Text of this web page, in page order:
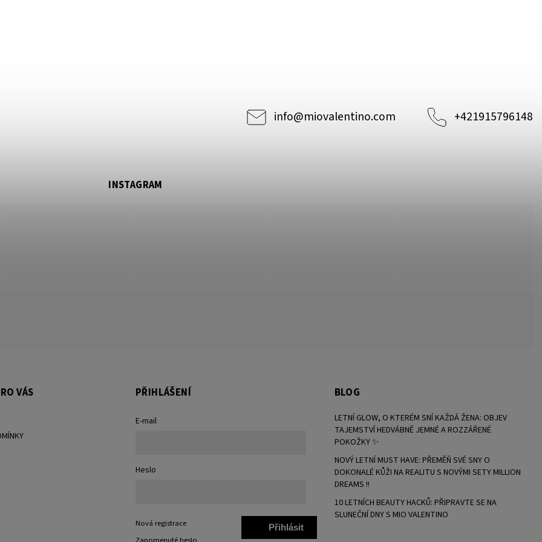
info@miovalentino.com +421915796148
INSTAGRAM
VÁS PŘIHLÁŠENÍ
E-mail
Heslo
Přihlásit
Nová registrace
BLOG
LETNÍ GLOW, O KTERÉM SNÍ KAŽDÁ ŽENA: OBJEV
TAJEMSTVÍ HEDVÁBNĚ JEMNÉ A ROZZÁŘENÉ
POKOŽKY ✨
NOVÝ LETNÍ MUST HAVE: PŘEMĚŇ SVÉ SNY O
DOKONALÉ KŮŽI NA REALITU S NOVÝMI SETY MILLION
DREAMS !!
10 LETNÍCH BEAUTY HACKŮ: PŘIPRAVTE SE NA
SLUNEČNÍ DNY S MIO VALENTINO